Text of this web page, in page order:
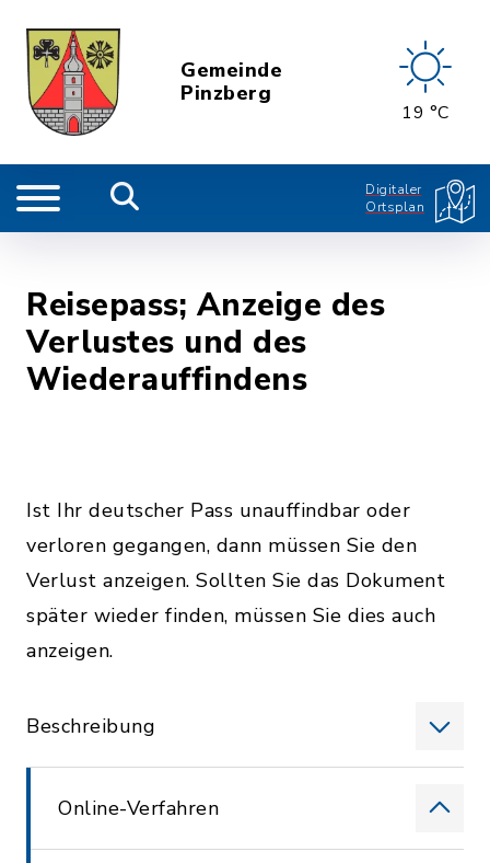
Gemeinde
Pinzberg
19 °C
Digitaler
Ortsplan
Reisepass; Anzeige des
Verlustes und des
Wiederauffindens
Ist Ihr deutscher Pass unauffindbar oder
verloren gegangen, dann müssen Sie den
Verlust anzeigen. Sollten Sie das Dokument
später wieder finden, müssen Sie dies auch
anzeigen.
Beschreibung
Online-Verfahren